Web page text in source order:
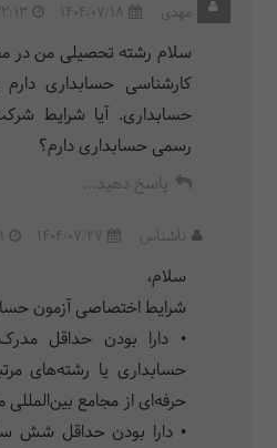
مهدی 1404/07/18
سلام رشته تحصیلی من در
حسابداری. آیا شرایط
رسمی حسابداری دارم؟
پاسخ دهید...
ناشناس 1404/07/27
سلام،
شرایط اختصاصی آزمون
• دارا بودن حداقل
حسابداری یا رشته‌های
حرفه‌ای از مجامع بین‌المللی
• دارا بودن حداقل شش